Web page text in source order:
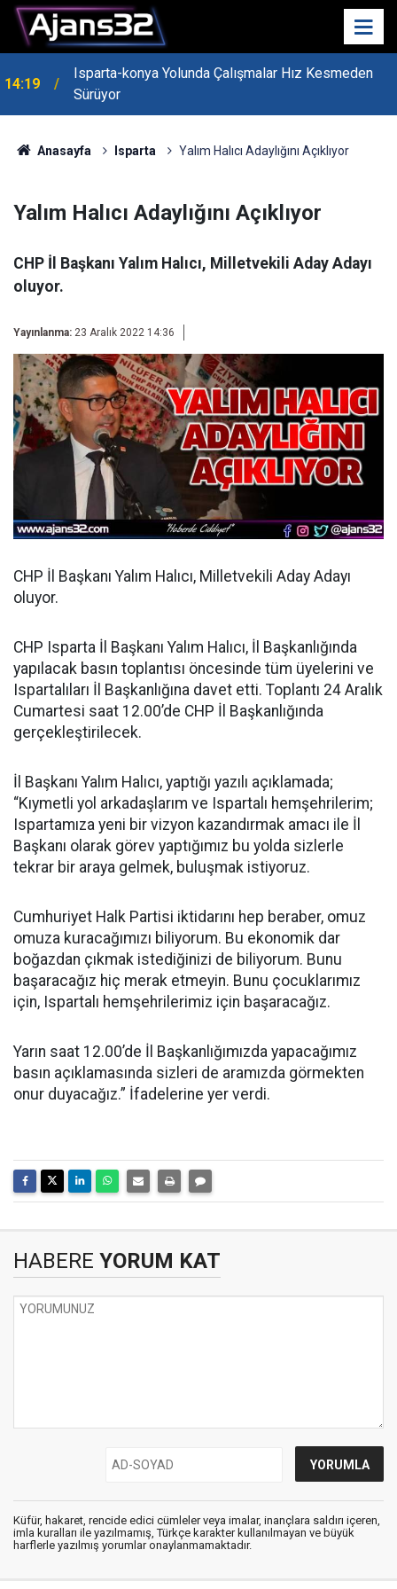
14:19
Isparta-konya Yolunda Çalışmalar Hız Kesmeden
Sürüyor
Anasayfa Isparta Yalım Halıcı Adaylığını Açıklıyor
Yalım Halıcı Adaylığını Açıklıyor
CHP İl Başkanı Yalım Halıcı, Milletvekili Aday Adayı
oluyor.
Yayınlanma: 23 Aralık 2022 14:36
CHP İl Başkanı Yalım Halıcı, Milletvekili Aday Adayı
oluyor.
CHP Isparta İl Başkanı Yalım Halıcı, İl Başkanlığında
yapılacak basın toplantısı öncesinde tüm üyelerini ve
Ispartalıları İl Başkanlığına davet etti. Toplantı 24 Aralık
Cumartesi saat 12.00’de CHP İl Başkanlığında
gerçekleştirilecek.
İl Başkanı Yalım Halıcı, yaptığı yazılı açıklamada;
“Kıymetli yol arkadaşlarım ve Ispartalı hemşehrilerim;
Ispartamıza yeni bir vizyon kazandırmak amacı ile İl
Başkanı olarak görev yaptığımız bu yolda sizlerle
tekrar bir araya gelmek, buluşmak istiyoruz.
Cumhuriyet Halk Partisi iktidarını hep beraber, omuz
omuza kuracağımızı biliyorum. Bu ekonomik dar
boğazdan çıkmak istediğinizi de biliyorum. Bunu
başaracağız hiç merak etmeyin. Bunu çocuklarımız
için, Ispartalı hemşehrilerimiz için başaracağız.
Yarın saat 12.00’de İl Başkanlığımızda yapacağımız
basın açıklamasında sizleri de aramızda görmekten
onur duyacağız.” İfadelerine yer verdi.
HABERE YORUM KAT
Küfür, hakaret, rencide edici cümleler veya imalar, inançlara saldırı içeren,
imla kuralları ile yazılmamış, Türkçe karakter kullanılmayan ve büyük
harflerle yazılmış yorumlar onaylanmamaktadır.